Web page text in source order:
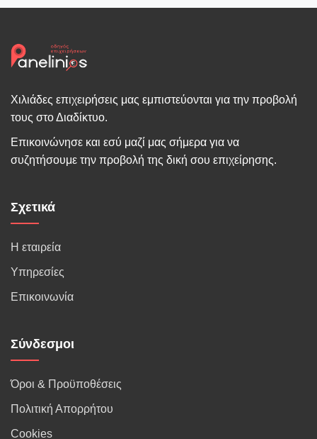
Χιλιάδες επιχειρήσεις μας εμπιστεύονται για την προβολή
τους στο Διαδίκτυο.
Επικοινώνησε και εσύ μαζί μας σήμερα για να
συζητήσουμε την προβολή της δική σου επιχείρησης.
Σχετικά
Η εταιρεία
Υπηρεσίες
Επικοινωνία
Σύνδεσμοι
Όροι & Προϋποθέσεις
Πολιτική Απορρήτου
Cookies